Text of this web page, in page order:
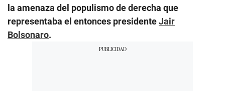
la amenaza del populismo de derecha que
representaba el entonces presidenteJair
Bolsonaro.